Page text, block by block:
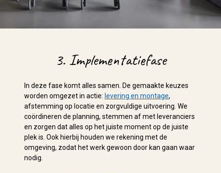
3. Implementatiefase
In deze fase komt alles samen. De gemaakte keuzes
worden omgezet in actie: levering en montage,
afstemming op locatie en zorgvuldige uitvoering. We
coördineren de planning, stemmen af met leveranciers
en zorgen dat alles op het juiste moment op de juiste
plek is. Ook hierbij houden we rekening met de
omgeving, zodat het werk gewoon door kan gaan waar
nodig.